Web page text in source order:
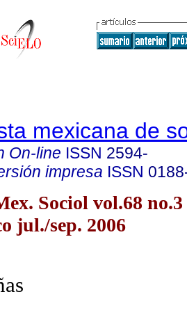
mexicana de
On-line ISSN 2594-
impresa ISSN
Sociol vol.68
jul./sep. 2006